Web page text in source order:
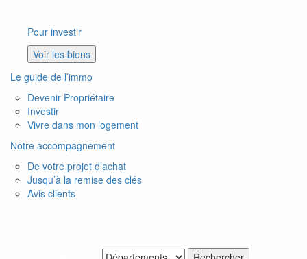
Pour investir
Voir les biens
Le guide de l’immo
Devenir Propriétaire
Investir
Vivre dans mon logement
Notre accompagnement
De votre projet d’achat
Jusqu’à la remise des clés
Avis clients